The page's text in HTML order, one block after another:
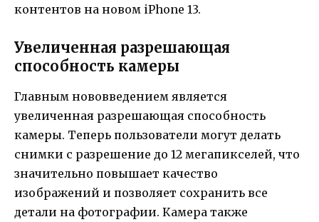
контентов на новом iPhone 13.
Увеличенная разрешающая
способность камеры
Главным нововведением является
увеличенная разрешающая способность
камеры. Теперь пользователи могут делать
снимки с разрешение до 12 мегапикселей, что
значительно повышает качество
изображений и позволяет сохранить все
детали на фотографии. Камера также